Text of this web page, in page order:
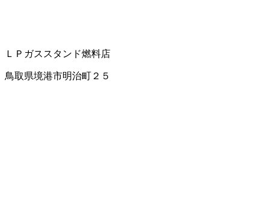
ＬＰガススタンド燃料店
鳥取県境港市明治町２５